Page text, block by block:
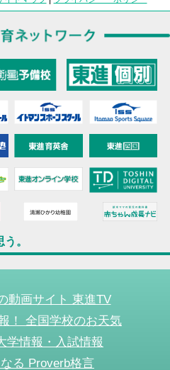
。
動画サイト 東進TV
！ 全国学校のお天気
学情報・入試情報
る Proverb格言